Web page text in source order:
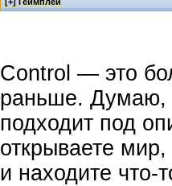
Control — это
раньше. Думаю,
подходит под
открываете
и находите что-